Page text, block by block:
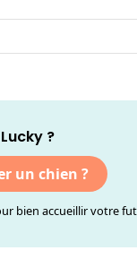
?
un chien ?
bien accueillir votre